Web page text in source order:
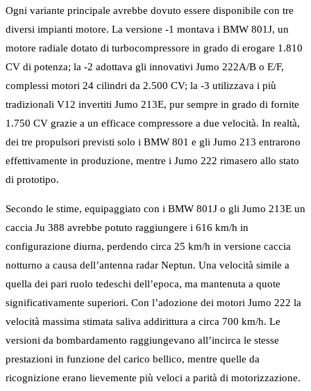
Ogni variante principale avrebbe dovuto essere disponibile con tre
diversi impianti motore. La versione -1 montava i BMW 801J, un
motore radiale dotato di turbocompressore in grado di erogare 1.810
CV di potenza; la -2 adottava gli innovativi Jumo 222A/B o E/F,
complessi motori 24 cilindri da 2.500 CV; la -3 utilizzava i più
tradizionali V12 invertiti Jumo 213E, pur sempre in grado di fornite
1.750 CV grazie a un efficace compressore a due velocità. In realtà,
dei tre propulsori previsti solo i BMW 801 e gli Jumo 213 entrarono
effettivamente in produzione, mentre i Jumo 222 rimasero allo stato
di prototipo.
Secondo le stime, equipaggiato con i BMW 801J o gli Jumo 213E un
caccia Ju 388 avrebbe potuto raggiungere i 616 km/h in
configurazione diurna, perdendo circa 25 km/h in versione caccia
notturno a causa dell’antenna radar Neptun. Una velocità simile a
quella dei pari ruolo tedeschi dell’epoca, ma mantenuta a quote
significativamente superiori. Con l’adozione dei motori Jumo 222 la
velocità massima stimata saliva addirittura a circa 700 km/h. Le
versioni da bombardamento raggiungevano all’incirca le stesse
prestazioni in funzione del carico bellico, mentre quelle da
ricognizione erano lievemente più veloci a parità di motorizzazione.